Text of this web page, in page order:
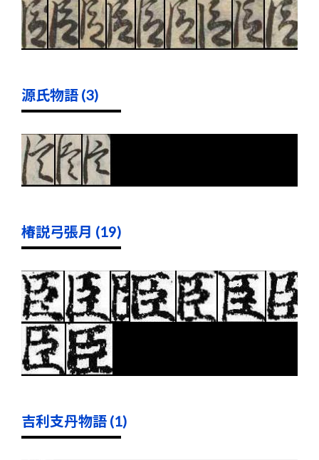
源氏物語 (3)
椿説弓張月 (19)
吉利支丹物語 (1)